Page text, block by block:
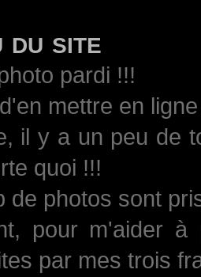
du site
pardi !!!
mettre en
il y a un peu de
quoi !!!
de photos sont
pour m'aider
par mes trois